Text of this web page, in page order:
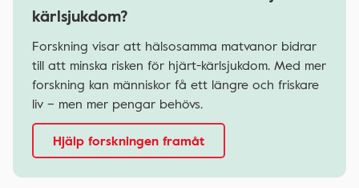
kärlsjukdom?
Forskning visar att hälsosamma matvanor bidrar
till att minska risken för hjärt-kärlsjukdom. Med mer
forskning kan människor få ett längre och friskare
liv – men mer pengar behövs.
Hjälp forskningen framåt